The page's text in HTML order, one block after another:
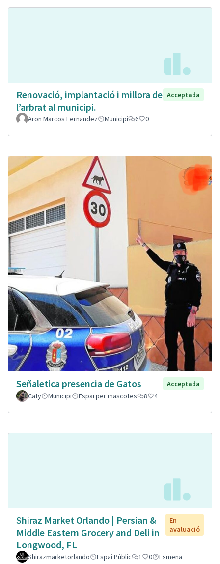
Renovació, implantació i millora de
l’arbrat al municipi.
Acceptada
Aron Marcos Fernandez Municipi 6 0
Señaletica presencia de Gatos
Acceptada
Caty
Municipi Espai per mascotes 8 4
Shiraz Market Orlando | Persian &
Middle Eastern Grocery and Deli in
Longwood, FL
En
avaluació
Shirazmarketorlando Espai Públic 1 0 Esmena